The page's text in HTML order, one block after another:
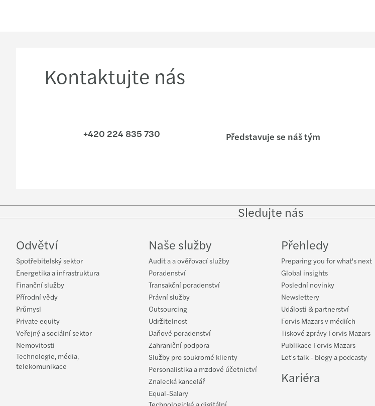
Kontaktujte nás
+420 224 835 730 Představuje se náš tým
Sledujte nás
on
on
Odvětví
Spotřebitelský sektor
Energetika a infrastruktura
Finanční služby
Přírodní vědy
Průmysl
Private equity
Veřejný a sociální sektor
Nemovitosti
Technologie, média,
telekomunikace
Naše služby
Audit a a ověřovací služby
Poradenství
Transakční poradenství
Právní služby
Outsourcing
Udržitelnost
Daňové poradenství
Zahraniční podpora
Služby pro soukromé klienty
Personalistika a mzdové účetnictví
Znalecká kancelář
Equal-Salary
Přehledy
Preparing you for what's next
Global insights
Poslední novinky
Newslettery
Události & partnerství
Forvis Mazars v médiích
Tiskové zprávy Forvis Mazars
Publikace Forvis Mazars
Let's talk - blogy a podcasty
Kariéra